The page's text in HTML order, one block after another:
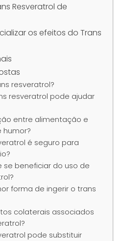
Resveratrol de
os efeitos do Trans
resveratrol?
resveratrol pode ajudar
entre alimentação e
humor?
é seguro para
se beneficiar do uso de
forma de ingerir o trans
colaterais associados
pode substituir